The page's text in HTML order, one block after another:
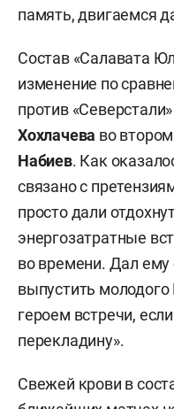
память, двигаемся
Состав «Салавата
изменение по
против
Хохлачева во
Набиев. Как
связано с
просто дали
энергозатратные
во времени. Дал ему
выпустить
героем встречи,
перекладину».
Свежей крови в